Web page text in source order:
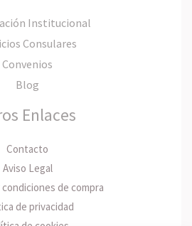
Institucional
Consulares
Convenios
Blog
Enlaces
Contacto
Aviso Legal
de compra
de privacidad